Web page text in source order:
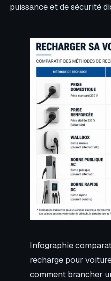
puissance et de sécurité
Infographie
recharge pour
comment brancher